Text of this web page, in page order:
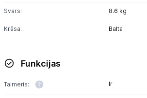
Svars: 8.6 kg
Krāsa: Balta
Funkcijas
Taimeris: Ir